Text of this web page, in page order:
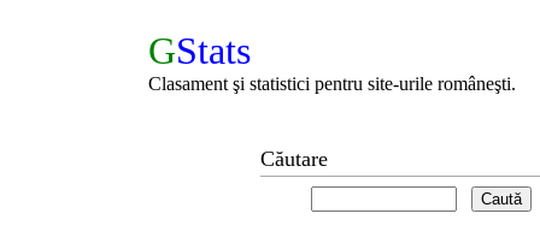
GStats
Clasament şi statistici pentru site-urile româneşti.
Căutare